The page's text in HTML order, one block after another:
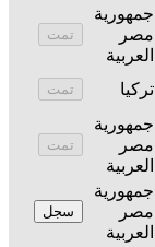
جمهورية
مصر
العربية
تمت
تركيا تمت
جمهورية
مصر
العربية
تمت
جمهورية
مصر
العربية
سجل